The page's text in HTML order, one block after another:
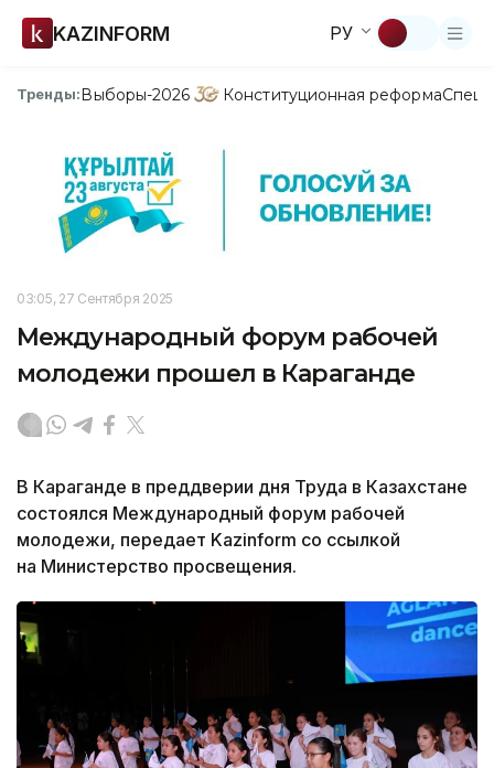
KAZINFORM РУ
Тренды:Выборы-2026 Конституционная реформа
03:05, 27 Сентября 2025
Международный форум рабочей
молодежи прошел в Караганде
В Караганде в преддверии дня Труда в Казахстане
состоялся Международный форум рабочей
молодежи, передает Kazinform со ссылкой
на Министерство просвещения.